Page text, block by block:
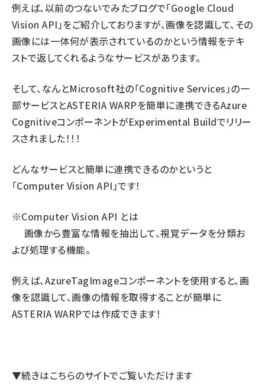
例えば、以前のつないでみたブログで「Google Cloud
Vision API」をご紹介しておりますが、画像を認識して、その
画像には一体何が表示されているのかという情報をテキ
ストで返してくれるようなサービスがあります。
そして、なんとMicrosoft社の「Cognitive Services」の一
部サービスとASTERIA WARPを簡単に連携できるAzure
CognitiveコンポーネントがExperimental Buildでリリー
スされました！！！
どんなサービスと簡単に連携できるのかというと
「Computer Vision API」です！
※Computer Vision API とは
画像から豊富な情報を抽出して、視覚データを分類お
よび処理する機能。
例えば、AzureTagImageコンポーネントを使用すると、画
像を認識して、画像の情報を取得することが簡単に
ASTERIA WARPでは作成できます！
▼続きはこちらのサイトでご覧いただけます